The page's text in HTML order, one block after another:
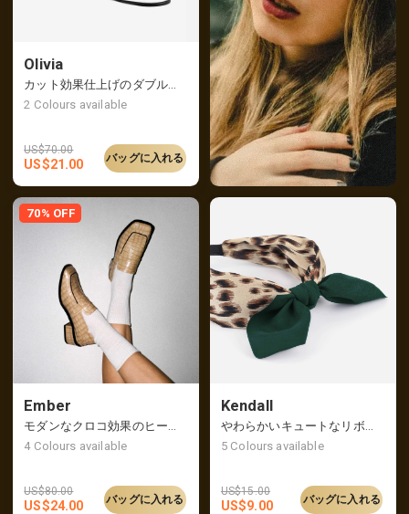
Olivia
カット効果仕上げのダブルスペースショルダーバッグ
2 Colours available
US$70.00
US$21.00 バッグに入れる
70% OFF
Ember
4 Colours available
US$80.00
US$24.00 バッグに入れる
Kendall
5 Colours available
US$15.00
US$9.00 バッグに入れる